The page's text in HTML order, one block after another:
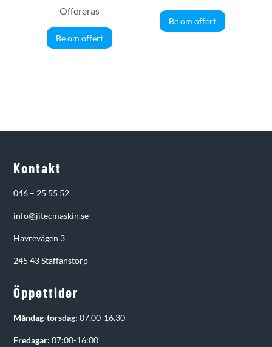
Offereras
Be om offert
Be om offert
Kontakt
046 – 25 55 52
info@jitecmaskin.se
Havrevägen 3
245 43 Staffanstorp
Öppettider
Måndag-torsdag: 07.00-16.30
Fredagar: 07:00-16:00